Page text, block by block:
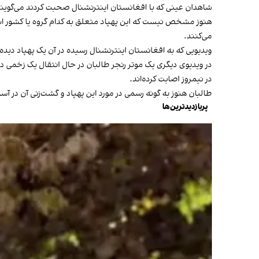
شاهدان عینی که با افغانستان اینترنشنال صحبت کردند
هنوز مشخص نیست که این پهپاد متعلق به کدام گروه یا کشور
می‌کنند.
ویدیویی که به افغانستان اینترنشنال رسیده در آن یک پهپاد
در ویدیوی دیگری یک موتر رنجر طالبان در حال انتقال یک
در نیمروز اصابت کرده‌اند.
طالبان هنوز به گونه رسمی در مورد این پهپاد و گشت‌زنی آن در
پربازدیدترین‌ها